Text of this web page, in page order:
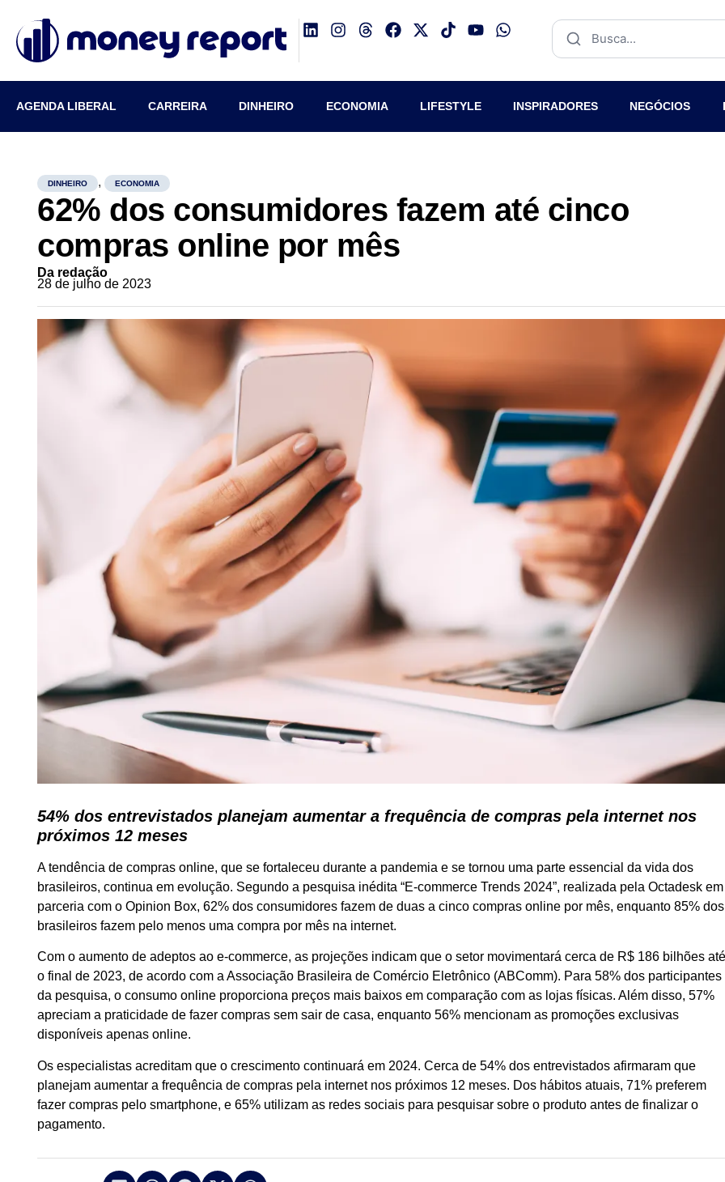
AGENDA LIBERAL CARREIRA DINHEIRO ECONOMIA LIFESTYLE INSPIRADORES NEGÓCIOS
DINHEIRO , ECONOMIA
62% dos consumidores fazem até cinco
compras online por mês
Da redação
28 de julho de 2023
54% dos entrevistados planejam aumentar a frequência de compras pela internet nos
próximos 12 meses
A tendência de compras online, que se fortaleceu durante a pandemia e se tornou uma parte essencial da vida dos
brasileiros, continua em evolução. Segundo a pesquisa inédita “E-commerce Trends 2024”, realizada pela Octadesk em
parceria com o Opinion Box, 62% dos consumidores fazem de duas a cinco compras online por mês, enquanto 85% dos
brasileiros fazem pelo menos uma compra por mês na internet.
Com o aumento de adeptos ao e-commerce, as projeções indicam que o setor movimentará cerca de R$ 186 bilhões
o final de 2023, de acordo com a Associação Brasileira de Comércio Eletrônico (ABComm). Para 58% dos participantes
da pesquisa, o consumo online proporciona preços mais baixos em comparação com as lojas físicas. Além disso, 57%
apreciam a praticidade de fazer compras sem sair de casa, enquanto 56% mencionam as promoções exclusivas
disponíveis apenas online.
Os especialistas acreditam que o crescimento continuará em 2024. Cerca de 54% dos entrevistados afirmaram que
planejam aumentar a frequência de compras pela internet nos próximos 12 meses. Dos hábitos atuais, 71% preferem
fazer compras pelo smartphone, e 65% utilizam as redes sociais para pesquisar sobre o produto antes de finalizar o
pagamento.